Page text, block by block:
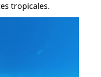
tropicales.